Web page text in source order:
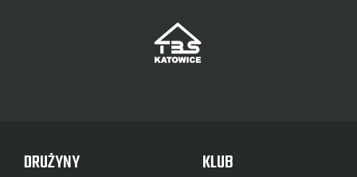
DRUŻYNY KLUB